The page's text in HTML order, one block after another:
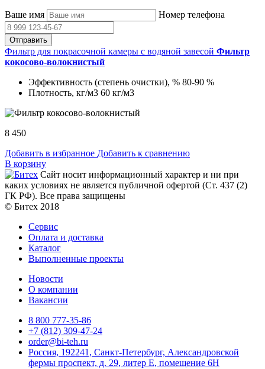
Ваше имя Номер телефона
Отправить
Фильтр для покрасочной камеры с водяной завесой Фильтр
кокосово-волокнистый
Эффективность (степень очистки), % 80-90 %
Плотность, кг/м3 60 кг/м3
8 450
Добавить в избранное Добавить к сравнению
В корзину
Сайт носит информационный характер и ни при
каких условиях не является публичной офертой (Ст. 437 (2)
ГК РФ). Все права защищены
© Битех 2018
Сервис
Оплата и доставка
Каталог
Выполненные проекты
Новости
О компании
Вакансии
8 800 777-35-86
+7 (812) 309-47-24
order@bi-teh.ru
Россия, 192241, Санкт-Петербург, Александровской
фермы проспект, д. 29, литер Е, помещение 6Н